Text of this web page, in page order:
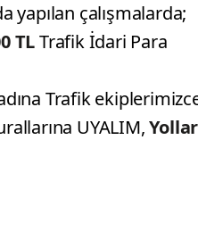
yapılan çalışmalarda;
TLTrafik İdari Para
Trafik
UYALIM,Yollar